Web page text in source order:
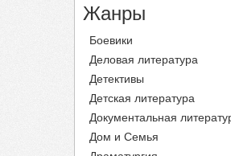
Жанры
Боевики
Деловая литература
Детективы
Детская литература
Документальная
Дом и Семья